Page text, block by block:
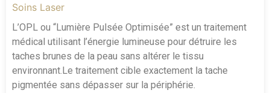
Soins Laser
L’OPL ou “Lumière Pulsée Optimisée” est un traitement
médical utilisant l’énergie lumineuse pour détruire les
taches brunes de la peau sans altérer le tissu
environnant.Le traitement cible exactement la tache
pigmentée sans dépasser sur la périphérie.